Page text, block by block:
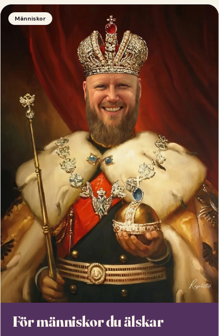
Människor
För människor du älskar